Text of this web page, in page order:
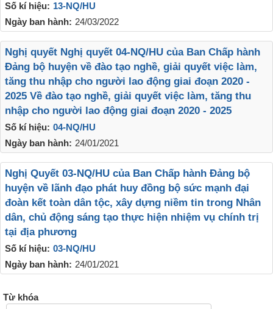
Số kí hiệu: 13-NQ/HU
Ngày ban hành: 24/03/2022
Số kí hiệu: 04-NQ/HU
Ngày ban hành: 24/01/2021
Nghị quyết Nghị quyết 04-NQ/HU của Ban Chấp hành
Đảng bộ huyện về đào tạo nghề, giải quyết việc làm,
tăng thu nhập cho người lao động giai đoạn 2020 -
2025 Về đào tạo nghề, giải quyết việc làm, tăng thu
nhập cho người lao động giai đoạn 2020 - 2025
Số kí hiệu: 03-NQ/HU
Ngày ban hành: 24/01/2021
Nghị Quyết 03-NQ/HU của Ban Chấp hành Đảng bộ
huyện về lãnh đạo phát huy đồng bộ sức mạnh đại
đoàn kết toàn dân tộc, xây dựng niềm tin trong Nhân
dân, chủ động sáng tạo thực hiện nhiệm vụ chính trị
tại địa phương
Từ khóa